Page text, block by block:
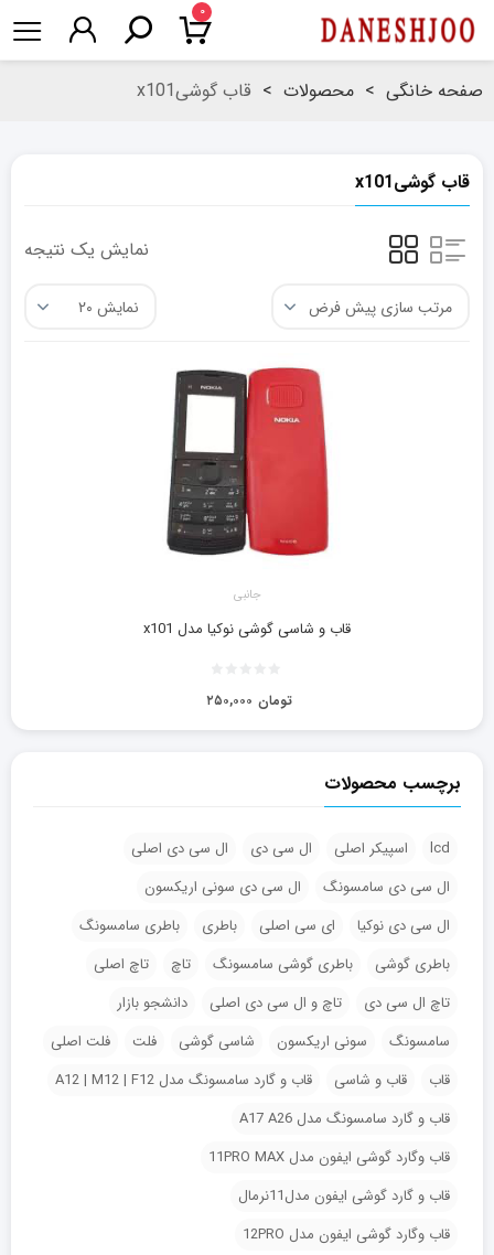
۰
صفحه خانگی > محصولات > قاب گوشیx101
قاب گوشیx101
نمایش یک نتیجه
جانبی
قاب و شاسی گوشی نوکیا مدل x101
۲۵۰,۰۰۰ تومان
برچسب محصولات
lcd اسپیکر اصلی ال سی دی
ال سی دی اصلی
ال سی دی سامسونگ
ال سی دی سونی اریکسون
ال سی دی نوکیا
ای سی اصلی باطری
باطری سامسونگ
باطری گوشی
باطری گوشی سامسونگ تاچ
تاچ اصلی
تاچ ال سی دی
تاچ و ال سی دی اصلی
دانشجو بازار
سامسونگ
سونی اریکسون شاسی گوشی فلت
فلت اصلی
قاب
قاب و شاسی
قاب و گارد سامسونگ مدل A12 | M12 | F12
قاب و گارد سامسونگ مدل A17 A26
قاب وگارد گوشی ایفون مدل 11PRO MAX
قاب و گارد گوشی ایفون مدل11نرمال
قاب وگارد گوشی ایفون مدل 12PRO